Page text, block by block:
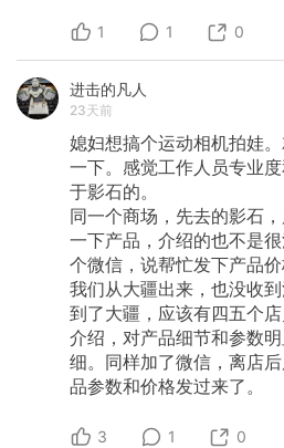
1 1 0
进击的凡人
23天前
媳妇想搞个运动相机拍娃
一下。感觉工作人员专业
于影石的。
同一个商场，先去的影石
一下产品，介绍的也不是
个微信，说帮忙发下产品
我们从大疆出来，也没收到
到了大疆，应该有四五个
介绍，对产品细节和参数
细。同样加了微信，离店
品参数和价格发过来了。
3 1 0